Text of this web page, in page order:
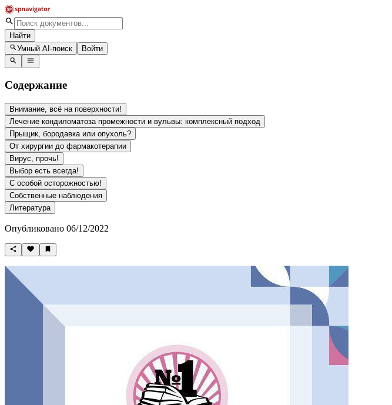
Найти
Умный AI-поиск
Войти
Содержание
Внимание, всё на поверхности!
Лечение кондиломатоза промежности и вульвы: комплексный подход
Прыщик, бородавка или опухоль?
От хирургии до фармакотерапии
Вирус, прочь!
Выбор есть всегда!
С особой осторожностью!
Собственные наблюдения
Литература
Опубликовано 06/12/2022